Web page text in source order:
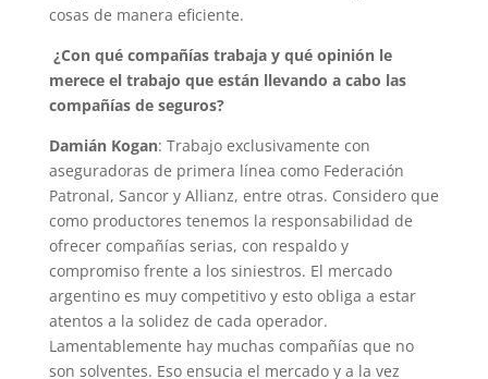
cosas de manera eficiente.
¿Con qué compañías trabaja y qué opinión le
merece el trabajo que están llevando a cabo las
compañías de seguros?
Damián Kogan: Trabajo exclusivamente con
aseguradoras de primera línea como Federación
Patronal, Sancor y Allianz, entre otras. Considero que
como productores tenemos la responsabilidad de
ofrecer compañías serias, con respaldo y
compromiso frente a los siniestros. El mercado
argentino es muy competitivo y esto obliga a estar
atentos a la solidez de cada operador.
Lamentablemente hay muchas compañías que no
son solventes. Eso ensucia el mercado y a la vez